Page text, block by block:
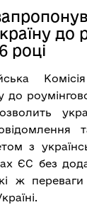
до
році
до
з
ЄС без
ж